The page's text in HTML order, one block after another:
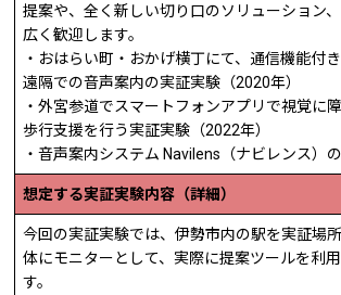
提案や、全く新しい切り口のソリューション
広く歓迎します。
・おはらい町・おかげ横丁にて、通信機能付
遠隔での音声案内の実証実験（2020年）
・外宮参道でスマートフォンアプリで視覚に
歩行支援を行う実証実験（2022年）
・音声案内システム Navilens（ナビレンス）
想定する実証実験内容（詳細）
今回の実証実験では、伊勢市内の駅を実証場
体にモニターとして、実際に提案ツールを利
す。